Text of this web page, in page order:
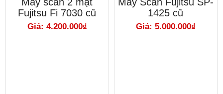
Fujitsu Fi 7030 cũ
Giá: 4.200.000₫
1425 cũ
Giá: 5.000.000₫